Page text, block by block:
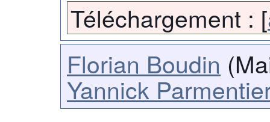
Téléchargement : [
Florian Boudin
Yannick